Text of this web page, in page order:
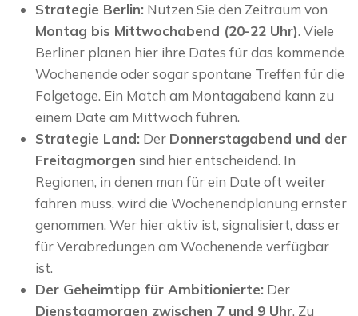
Strategie Berlin: Nutzen Sie den Zeitraum von
Montag bis Mittwochabend (20-22 Uhr). Viele
Berliner planen hier ihre Dates für das kommende
Wochenende oder sogar spontane Treffen für die
Folgetage. Ein Match am Montagabend kann zu
einem Date am Mittwoch führen.
Strategie Land: Der Donnerstagabend und der
Freitagmorgen sind hier entscheidend. In
Regionen, in denen man für ein Date oft weiter
fahren muss, wird die Wochenendplanung ernster
genommen. Wer hier aktiv ist, signalisiert, dass er
für Verabredungen am Wochenende verfügbar
ist.
Der Geheimtipp für Ambitionierte: Der
Dienstagmorgen zwischen 7 und 9 Uhr. Zu